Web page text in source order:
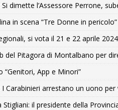
Si dimette l’Assessore Perrone,
in scena “Tre Donne in pericolo”
si vota il 21 e 22 aprile 2024
del Pitagora di Montalbano per
“Genitori, App e Minori”
I Carabinieri arrestano un uono
Stigliani: il presidente della